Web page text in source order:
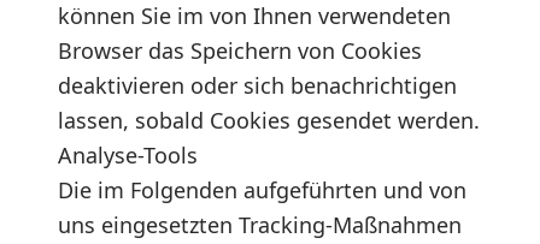
können Sie im von Ihnen verwendeten
Browser das Speichern von Cookies
deaktivieren oder sich benachrichtigen
lassen, sobald Cookies gesendet werden.
Analyse-Tools
Die im Folgenden aufgeführten und von
uns eingesetzten Tracking-Maßnahmen